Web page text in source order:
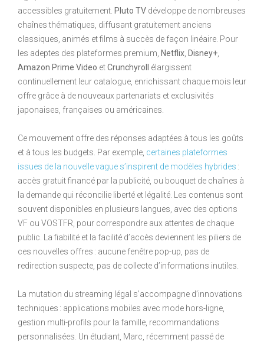
accessibles gratuitement. Pluto TV développe de nombreuses
chaînes thématiques, diffusant gratuitement anciens
classiques, animés et films à succès de façon linéaire. Pour
les adeptes des plateformes premium, Netflix Disney+
Amazon Prime Video etCrunchyroll
élargissent
continuellement leur catalogue, enrichissant chaque mois leur
offre grâce à de nouveaux partenariats et exclusivités
japonaises, françaises ou américaines.
Ce mouvement offre des réponses adaptées à tous les goûts
et à tous les budgets. Par exemple, certaines plateformes
issues de la nouvelle vague s’inspirent de modèles hybrides :
accès gratuit financé par la publicité, ou bouquet de chaînes à
la demande qui réconcilie liberté et légalité. Les contenus sont
souvent disponibles en plusieurs langues, avec des options
VF ou VOSTFR, pour correspondre aux attentes de chaque
public. La fiabilité et la facilité d’accès deviennent les piliers de
ces nouvelles offres : aucune fenêtre pop-up, pas de
redirection suspecte, pas de collecte d’informations inutiles.
La mutation du streaming légal s’accompagne d’innovations
techniques : applications mobiles avec mode hors-ligne,
gestion multi-profils pour la famille, recommandations
personnalisées. Un étudiant, Marc, récemment passé de